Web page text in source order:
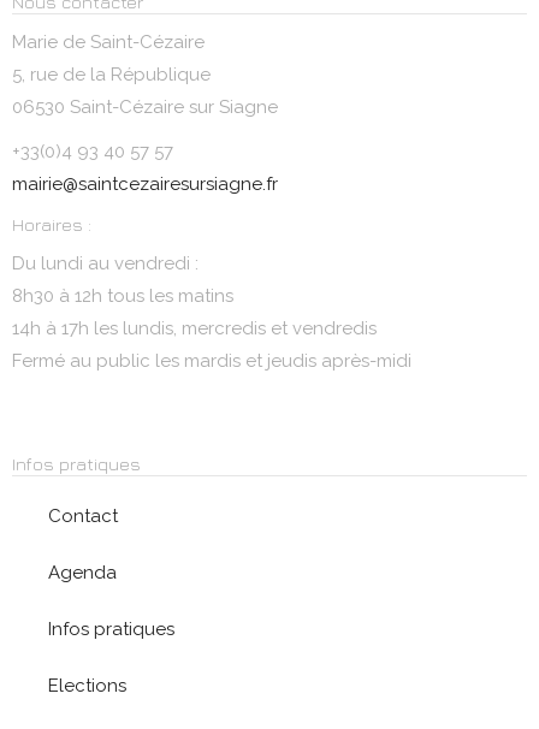
Marie de Saint-Cézaire
5, rue de la République
06530 Saint-Cézaire sur Siagne
+33(0)4 93 40 57 57
mairie@saintcezairesursiagne.fr
Horaires :
Du lundi au vendredi :
8h30 à 12h tous les matins
14h à 17h les lundis, mercredis et vendredis
Fermé au public les mardis et jeudis après-midi
Infos pratiques
Contact
Agenda
Infos pratiques
Elections